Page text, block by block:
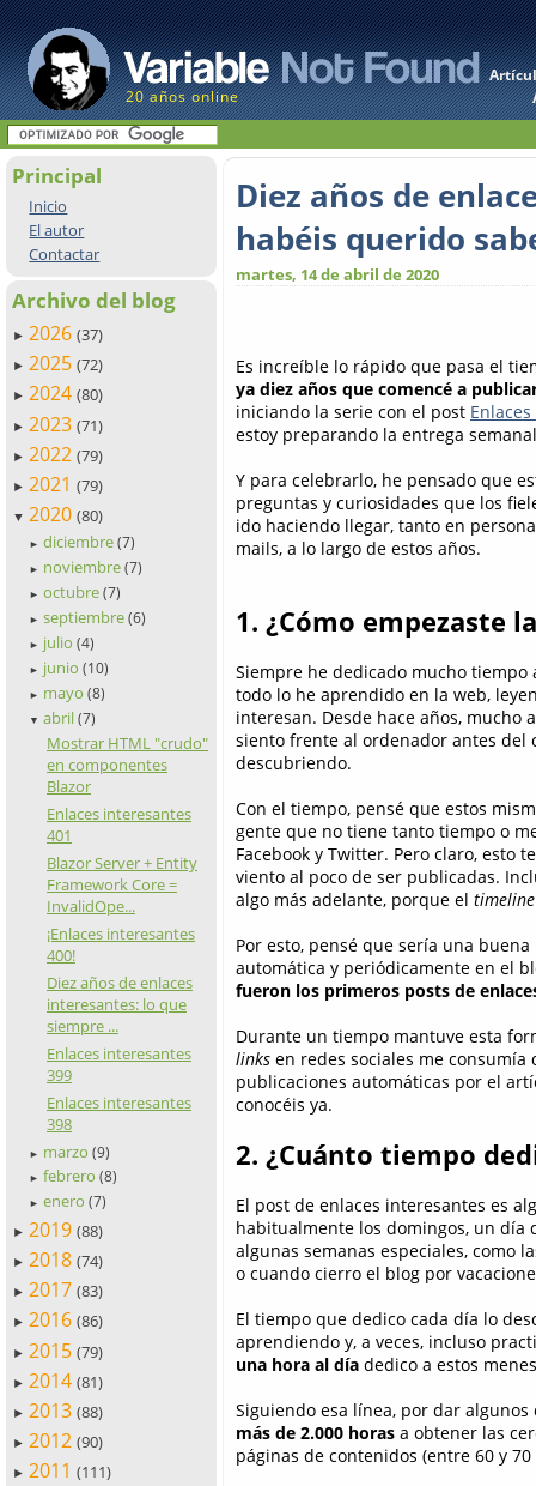
20 años online
Principal
Inicio
El autor
Contactar
Archivo del blog
► 2026 (37)
► 2025 (72)
► 2024 (80)
► 2023 (71)
► 2022 (79)
► 2021 (79)
▼ 2020 (80)
► diciembre (7)
► noviembre (7)
► octubre (7)
► septiembre (6)
► julio (4)
► junio (10)
► mayo (8)
▼ abril (7)
Mostrar HTML "crudo"
en componentes
Blazor
Enlaces interesantes
401
Blazor Server + Entity
Framework Core =
InvalidOpe...
¡Enlaces interesantes
400!
Diez años de enlaces
interesantes: lo que
siempre ...
Enlaces interesantes
399
Enlaces interesantes
398
► marzo (9)
► febrero (8)
► enero (7)
► 2019 (88)
► 2018 (74)
► 2017 (83)
► 2016 (86)
► 2015 (79)
► 2014 (81)
► 2013 (88)
► 2012 (90)
► 2011 (111)
Diez años de
habéis querido
martes, 14 de abril de 2020
Es increíble lo rápido que pasa el
ya diez años que comencé a
iniciando la serie con el post
estoy preparando la entrega
Y para celebrarlo, he pensado que
preguntas y curiosidades que los
ido haciendo llegar, tanto en
mails, a lo largo de estos años.
1. ¿Cómo empezaste
Siempre he dedicado mucho
todo lo he aprendido en la web,
interesan. Desde hace años, mucho
siento frente al ordenador antes del
descubriendo.
Con el tiempo, pensé que estos
gente que no tiene tanto tiempo o
Facebook y Twitter. Pero claro, esto
viento al poco de ser publicadas.
algo más adelante, porque el timeline
Por esto, pensé que sería una
automática y periódicamente en el
fueron los primeros posts de
Durante un tiempo mantuve esta
links en redes sociales me
publicaciones automáticas por el
conocéis ya.
2. ¿Cuánto tiempo
El post de enlaces interesantes es
habitualmente los domingos, un día
algunas semanas especiales, como
o cuando cierro el blog por
El tiempo que dedico cada día lo
aprendiendo y, a veces, incluso
una hora al día dedico a estos
Siguiendo esa línea, por dar
más de 2.000 horas a obtener las
páginas de contenidos (entre 60 y 70